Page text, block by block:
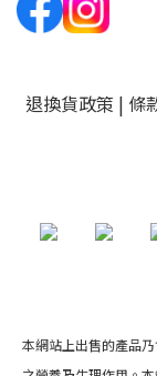
退換貨政策 | 條
本網站上出售的產品